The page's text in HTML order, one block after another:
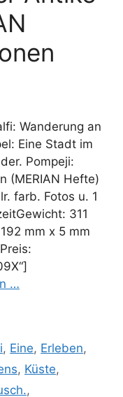
Wanderung an
Eine Stadt im
Pompeji:
(MERIAN Hefte)
farb. Fotos u. 1
311
mm x 5 mm
…
, Eine, Erleben,
, Küste,
,